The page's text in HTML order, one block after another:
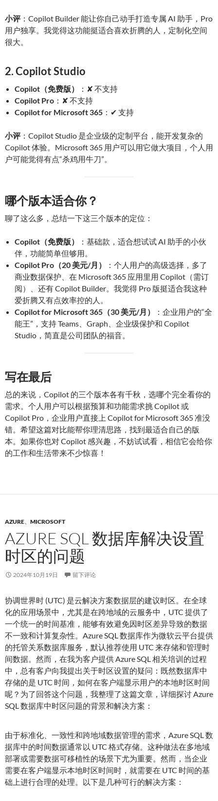
小评：Copilot Builder 能让你自己动手打造专属 AI 助手，Pro
用户独享。我觉得这功能挺适合喜欢折腾的人，定制化空间
很大。
2. Copilot Studio
Copilot（免费版）
：✘ 不支持
Copilot Pro ：✘ 不支持
Copilot for Microsoft 365 ：✔ 支持
小评：Copilot Studio 是企业级的定制平台，能开发复杂的
Copilot 体验。Microsoft 365 用户可以用它做大项目，个人用
户可能觉得有点“杀鸡用牛刀”。
哪个版本适合你？
聊了这么多，总结一下这三个版本的定位：
Copilot（免费版）
：基础款，适合想试试 AI 助手的小伙
伴，功能简单但够用。
Copilot Pro（20 美元/月）
：个人用户的高级选择，多了
商业数据保护、在 Microsoft 365 应用里用 Copilot（需订
阅）、还有 Copilot Builder。我觉得 Pro 版挺适合我这种
爱折腾又有点效率控的人。
Copilot for Microsoft 365（30 美元/月）
：企业用户的“全
能王”，支持 Teams、Graph、企业级保护和 Copilot
Studio，简直是公司团队的福音。
写在最后
总的来说，Copilot 的三个版本各有千秋，选哪个完全看你的
需求。个人用户可以根据预算和功能需求挑 Copilot 或
Copilot Pro，企业用户直接上 Copilot for Microsoft 365 准没
错。希望这篇对比能帮你理清思路，找到最适合自己的版
本。如果你也对 Copilot 感兴趣，不妨试试看，相信它会给你
的工作和生活带来不少惊喜！
AZURE、 MICROSOFT
AZURE SQL 数据库解决设置
时区的问题
2024年10月19日 留下评论
协调世界时 (UTC) 是云解决方案数据层的建议时区。在全球
化的应用场景中，尤其是在跨地域的云服务中，UTC 提供了
一个统一的时间基准，能够有效避免因时区差异导致的数据
不一致和计算复杂性。Azure SQL 数据库作为微软云平台提供
的托管关系数据库服务，默认推荐使用 UTC 来存储和管理时
间数据。然而，在我为客户提供 Azure SQL 相关培训的过程
中，总有客户向我提出关于时区设置的疑问：既然数据库中
存储的是 UTC 时间，如何在客户端显示用户的本地时区时间
呢？为了回答这个问题，我整理了这篇文章，详细探讨 Azure
SQL 数据库中时区问题的背景和解决方案：
由于标准化、一致性和跨地域数据管理的需求，Azure SQL 数
据库中的时间数据通常以 UTC 格式存储。这种做法在多地域
部署或需要数据可移植性的场景下尤为重要。然而，当企业
需要在客户端显示本地时区时间时，就需要在 UTC 时间的基
础上进行合理的处理。以下是几种可行的解决方案：